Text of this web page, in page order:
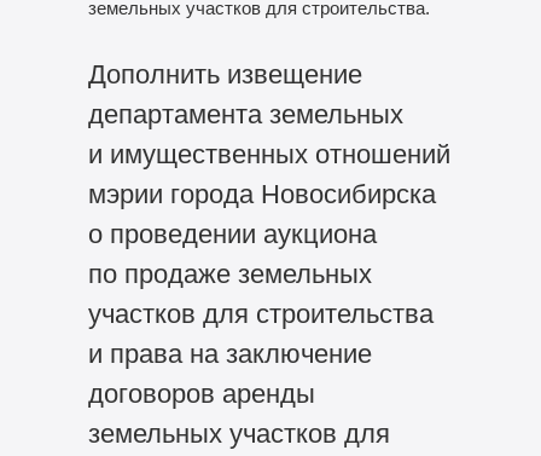
земельных участков для строительства.
Дополнить извещение
департамента земельных
и имущественных отношений
мэрии города Новосибирска
о проведении аукциона
по продаже земельных
участков для строительства
и права на заключение
договоров аренды
земельных участков для